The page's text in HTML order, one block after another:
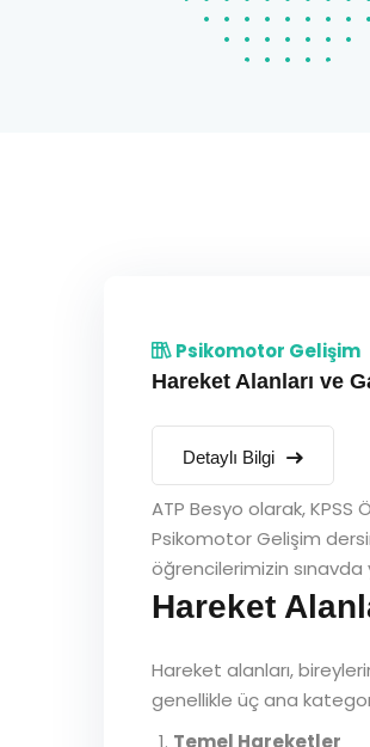
Psikomotor Gelişim
Hareket Alanları ve
Detaylı Bilgi
ATP Besyo olarak,
Psikomotor Gelişim
öğrencilerimizin
Hareket
Hareket alanları,
genellikle üç ana
Temel Hareketler